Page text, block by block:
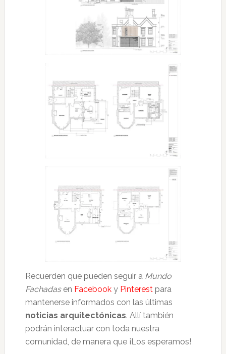
Recuerden que pueden seguir a Mundo
Fachadasen Facebooky Pinterestpara
mantenerse informados con las últimas
noticias arquitectónicas. Allí también
podrán interactuar con toda nuestra
comunidad, de manera que ¡Los esperamos!